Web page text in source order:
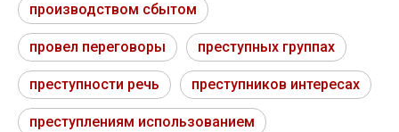
производством сбытом
провел переговоры преступных группах
преступности речь преступников интересах
преступлениям использованием